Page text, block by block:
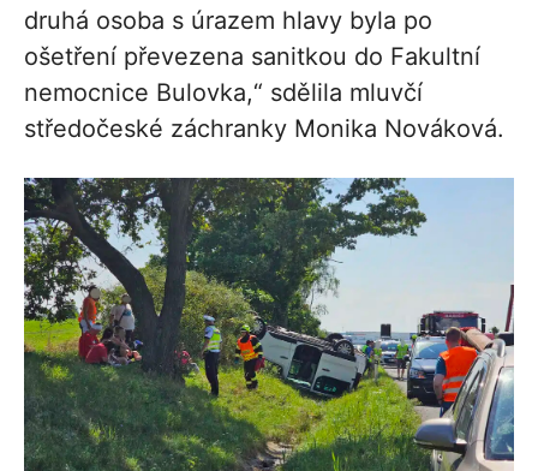
druhá osoba s úrazem hlavy byla po
ošetření převezena sanitkou do Fakultní
nemocnice Bulovka,“ sdělila mluvčí
středočeské záchranky Monika Nováková.